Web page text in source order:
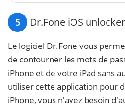
5 Dr.Fone iOS unlocker
Le logiciel Dr.Fone vous
de contourner les mots de
iPhone et de votre iPad sans
utiliser cette application pour
iPhone, vous n'avez besoin